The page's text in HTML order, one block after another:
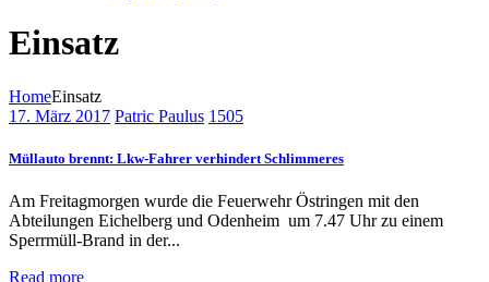
Einsatz
HomeEinsatz
17. März 2017 Patric Paulus 1505
Müllauto brennt: Lkw-Fahrer verhindert Schlimmeres
Am Freitagmorgen wurde die Feuerwehr Östringen mit den
Abteilungen Eichelberg und Odenheim um 7.47 Uhr zu einem
Sperrmüll-Brand in der...
Read more